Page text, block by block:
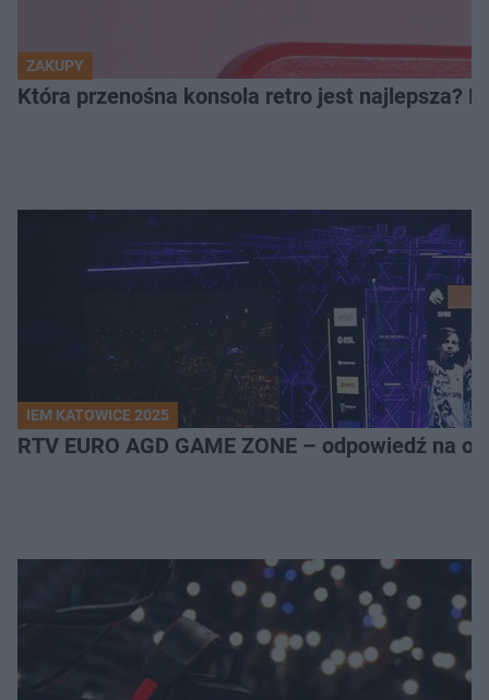
ZAKUPY
Która przenośna konsola retro jest najlepsza?
IEM KATOWICE 2025
RTV EURO AGD GAME ZONE – odpowiedź na